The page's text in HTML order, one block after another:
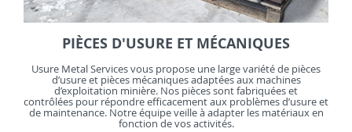
PIÈCES D'USURE ET MÉCANIQUES
Usure Metal Services vous propose une large variété de pièces
d’usure et pièces mécaniques adaptées aux machines
d’exploitation minière. Nos pièces sont fabriquées et
contrôlées pour répondre efficacement aux problèmes d’usure et
de maintenance. Notre équipe veille à adapter les matériaux en
fonction de vos activités.